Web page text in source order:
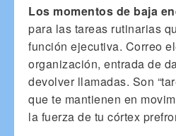
Los momentos de baja
para las tareas rutinarias
función ejecutiva. Correo
organización, entrada de
devolver llamadas. Son
que te mantienen en
la fuerza de tu córtex